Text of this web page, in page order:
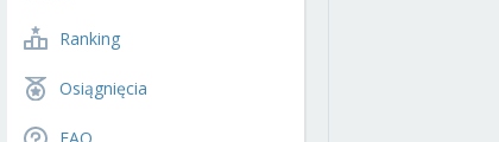
Ranking
Osiągnięcia